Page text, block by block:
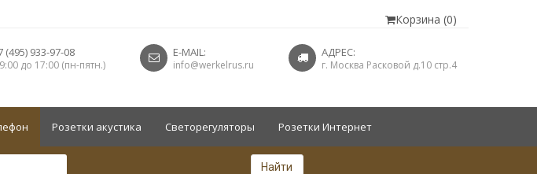
Корзина (0)
(495) 933-97-08
до 17:00 (пн-пятн.)
E-MAIL:
info@werkelrus.ru
АДРЕС:
г. Москва Расковой д.10 стр.4
Розетки акустика Светорегуляторы Розетки Интернет
Найти